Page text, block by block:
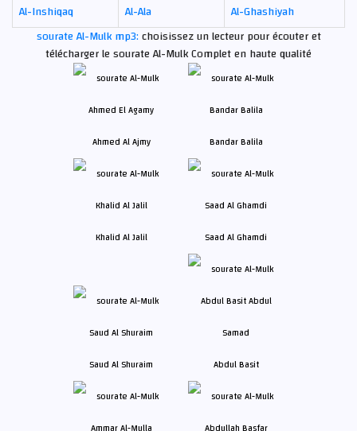
Al-Inshiqaq
Al-Ala
Al-Ghashiyah
sourate Al-Mulk mp3:choisissez un lecteur pour écouter et
télécharger le sourate Al-Mulk Complet en haute qualité
Ahmed Al Ajmy Bandar Balila
Khalid Al Jalil Saad Al Ghamdi
Saud Al Shuraim Abdul Basit